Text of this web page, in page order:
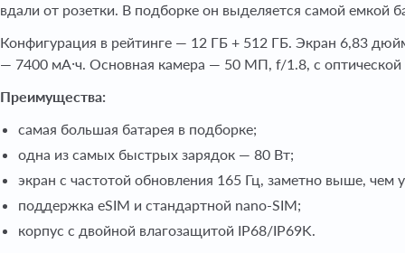
вдали от розетки. В подборке он выделяется самой емкой
Конфигурация в рейтинге — 12 ГБ + 512 ГБ. Экран 6,83
— 7400 мА·ч. Основная камера — 50 МП, f/1.8, с
Преимущества:
самая большая батарея в подборке;
одна из самых быстрых зарядок — 80 Вт;
экран с частотой обновления 165 Гц, заметно выше,
поддержка eSIM и стандартной nano-SIM;
корпус с двойной влагозащитой IP68/IP69K.